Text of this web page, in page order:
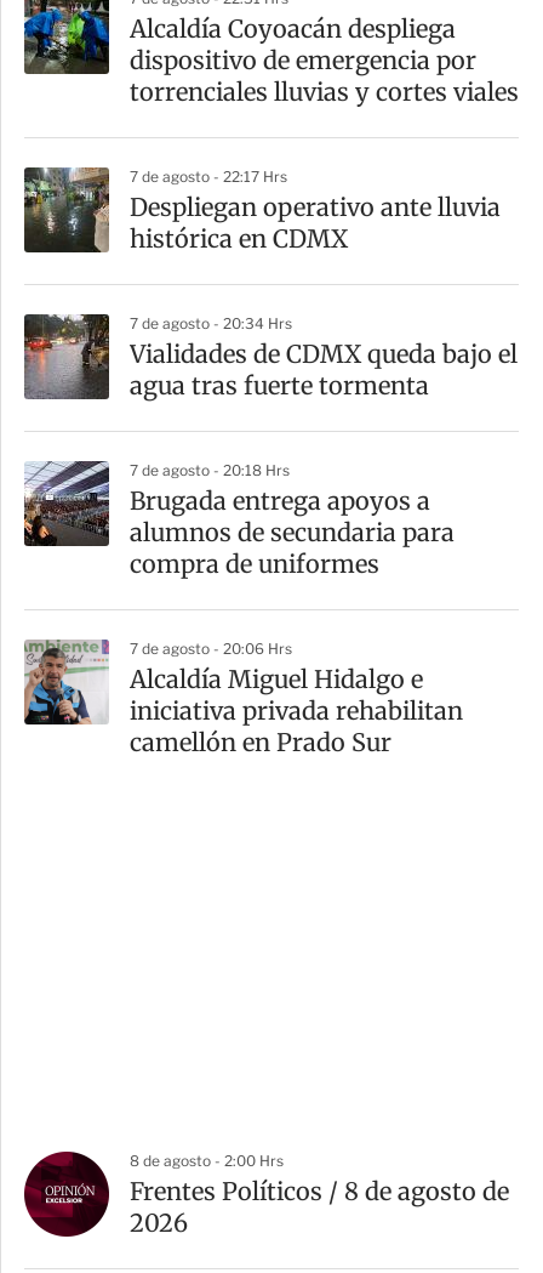
a
r
t
Alcaldía Coyoacán despliega
dispositivo de emergencia por
torrenciales lluvias y cortes viales
7 de agosto - 22:17 Hrs
Despliegan operativo ante lluvia
histórica en CDMX
7 de agosto - 20:34 Hrs
Vialidades de CDMX queda bajo el
agua tras fuerte tormenta
7 de agosto - 20:18 Hrs
Brugada entrega apoyos a
alumnos de secundaria para
compra de uniformes
7 de agosto - 20:06 Hrs
Alcaldía Miguel Hidalgo e
iniciativa privada rehabilitan
camellón en Prado Sur
8 de agosto - 2:00 Hrs
Frentes Políticos / 8 de agosto de
2026